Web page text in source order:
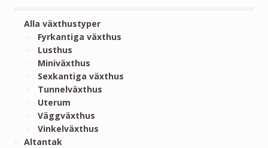
Alla växthustyper
Fyrkantiga växthus
Lusthus
Miniväxthus
Sexkantiga växthus
Tunnelväxthus
Uterum
Väggväxthus
Vinkelväxthus
Altantak